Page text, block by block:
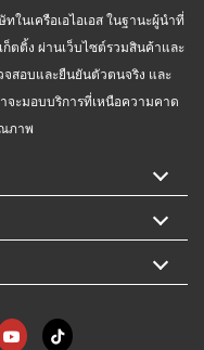
ในเครือเอไอเอส ในฐานะผู้นำที่
ตติ้ง ผ่านเว็บไซต์รวมสินค้าและ
จสอบและยืนยันตัวตนจริง และ
จะมอบบริการที่เหนือความคาด
ภาพ